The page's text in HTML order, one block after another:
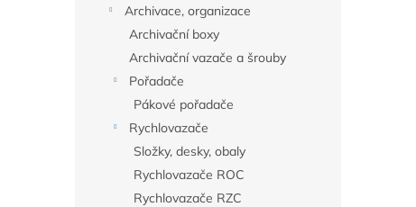
Archivace, organizace
Archivační boxy
Archivační vazače a šrouby
Pořadače
Pákové pořadače
Rychlovazače
Složky, desky, obaly
Rychlovazače ROC
Rychlovazače RZC